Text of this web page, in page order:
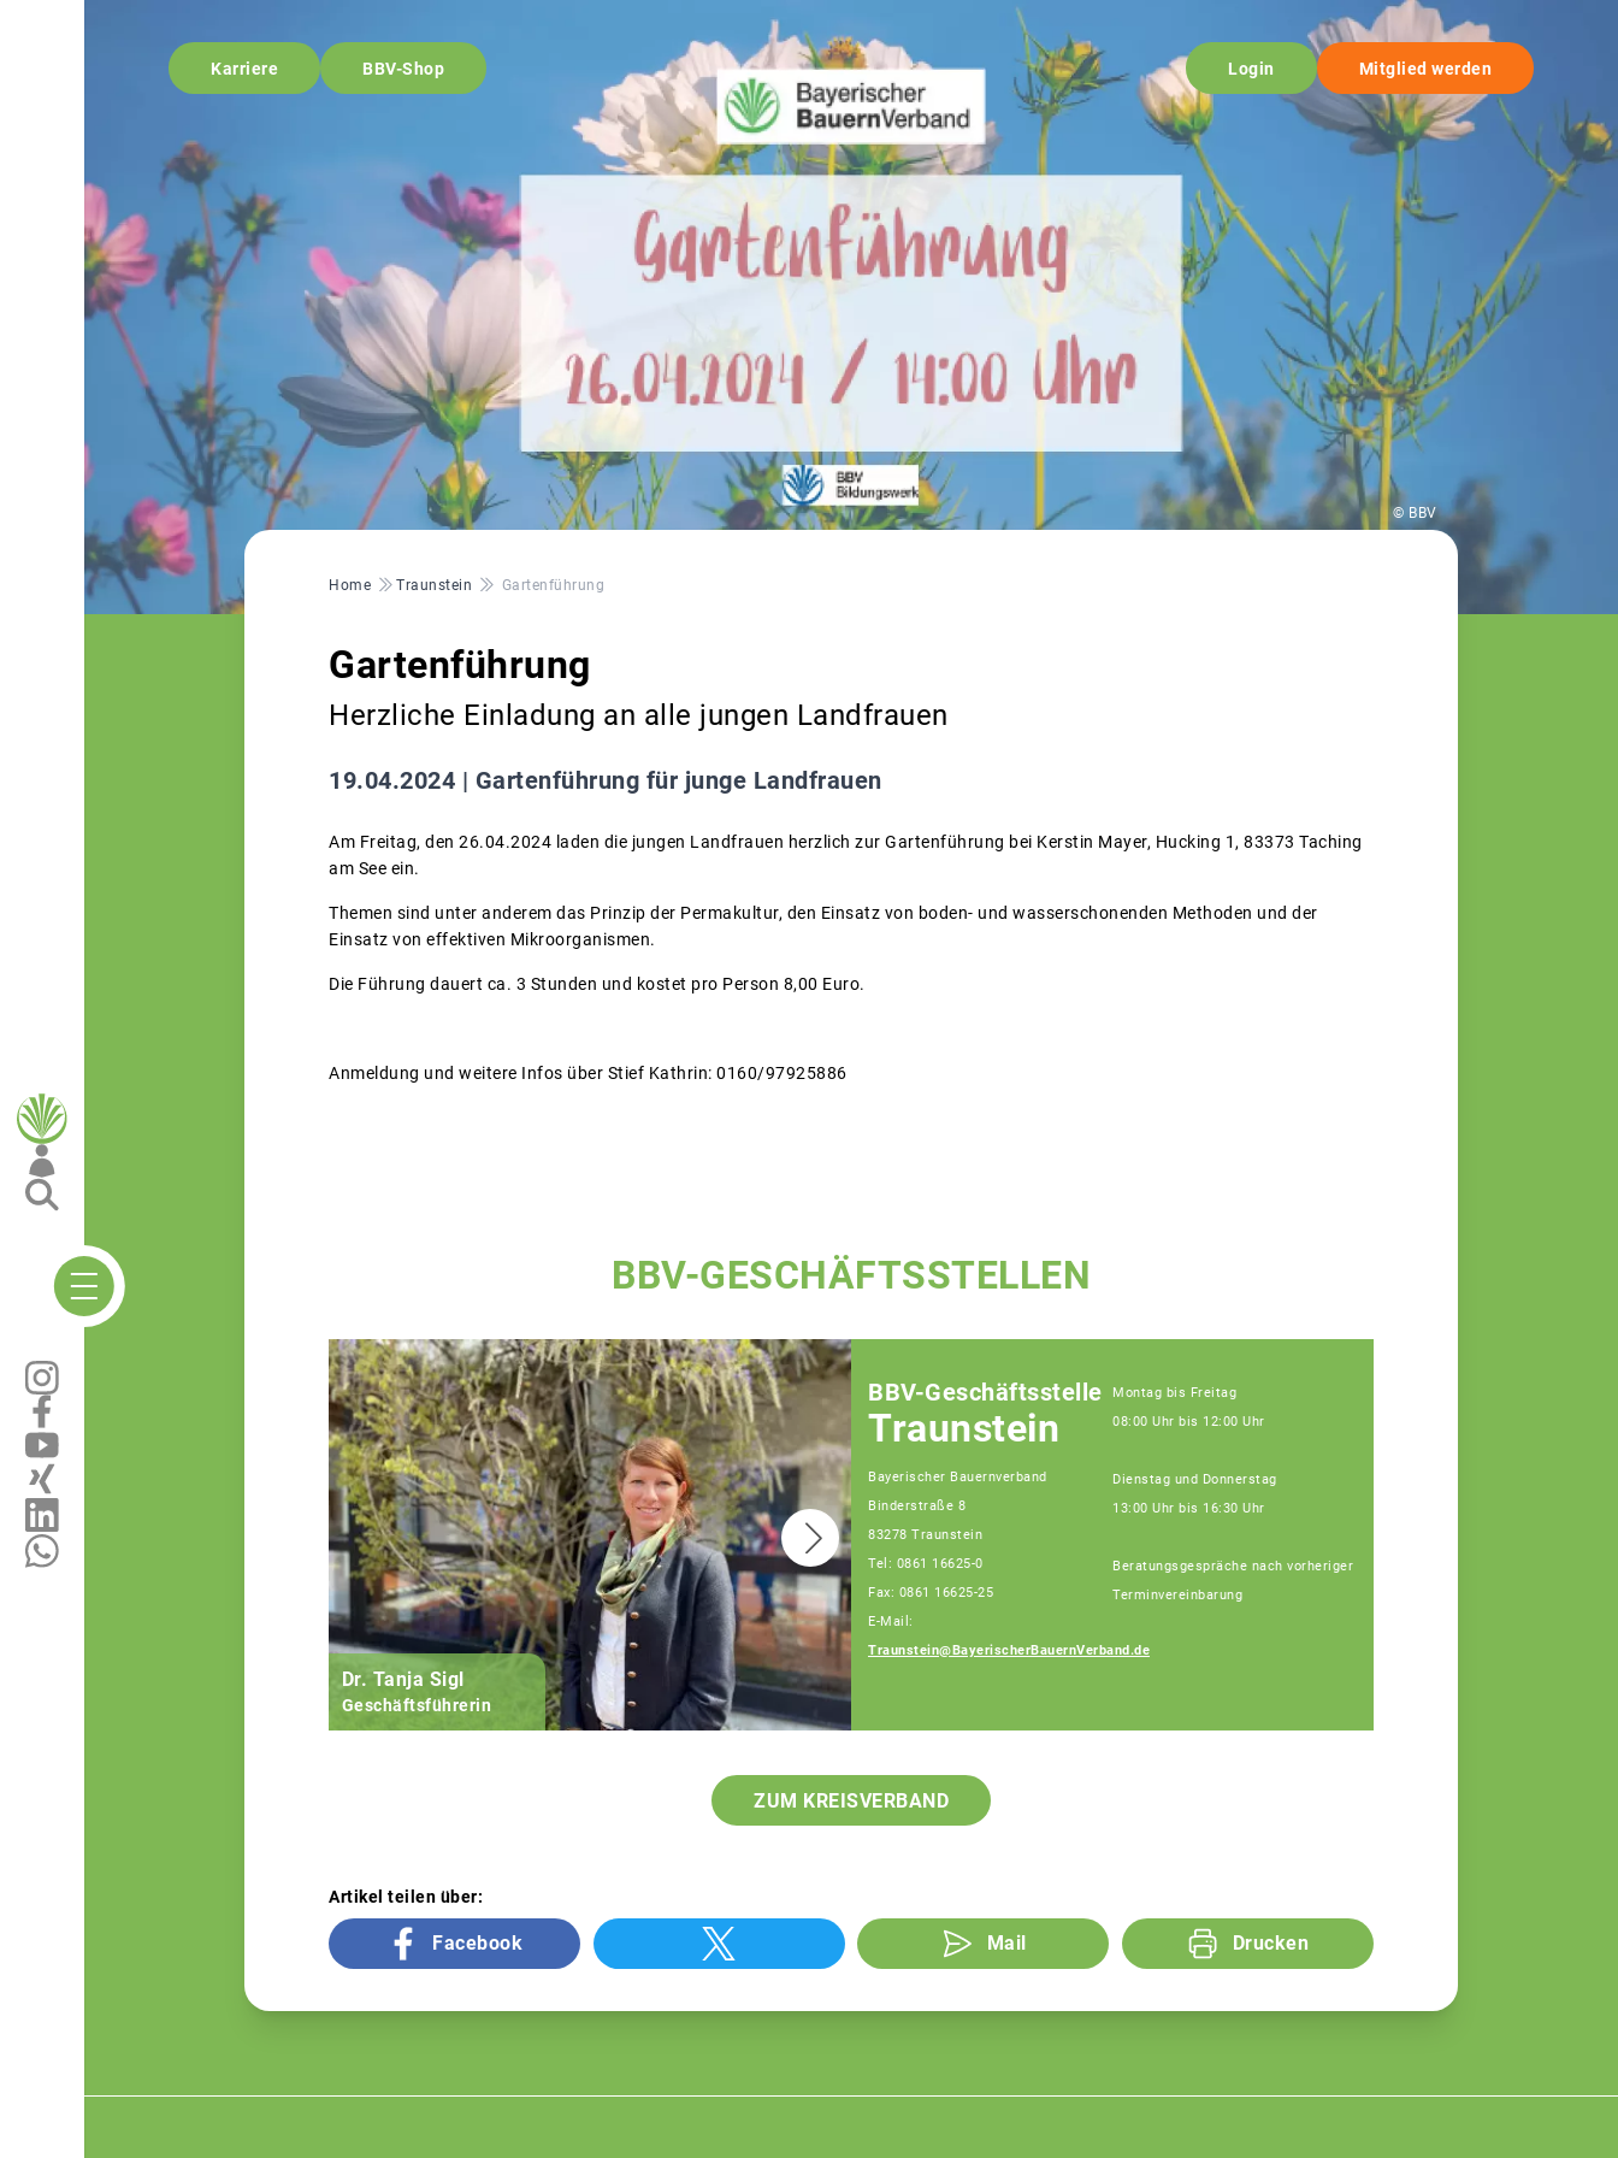
Karriere BBV-Shop Login Mitglied werden
© BBV
Pfadnavigation
Home Traunstein Gartenführung
Gartenführung
Herzliche Einladung an alle jungen Landfrauen
19.04.2024 | Gartenführung für junge Landfrauen
Am Freitag, den 26.04.2024 laden die jungen Landfrauen herzlich zur Gartenführung bei Kerstin Mayer, Hucking 1, 83373 Taching
am See ein.
Themen sind unter anderem das Prinzip der Permakultur, den Einsatz von boden- und wasserschonenden Methoden und der
Einsatz von effektiven Mikroorganismen.
Die Führung dauert ca. 3 Stunden und kostet pro Person 8,00 Euro.
Anmeldung und weitere Infos über Stief Kathrin: 0160/97925886
BBV-GESCHÄFTSSTELLEN
Dr. Tanja Sigl
Geschäftsführerin
BBV-Geschäftsstelle
Traunstein
Bayerischer Bauernverband
Binderstraße 8
83278 Traunstein
Tel: 0861 16625-0
Fax: 0861 16625-25
E-Mail:
Traunstein@BayerischerBauernVerband.de
Montag bis Freitag
08:00 Uhr bis 12:00 Uhr
Dienstag und Donnerstag
13:00 Uhr bis 16:30 Uhr
Beratungsgespräche nach vorheriger
Terminvereinbarung
ZUM KREISVERBAND
Artikel teilen über:
Facebook Mail Drucken